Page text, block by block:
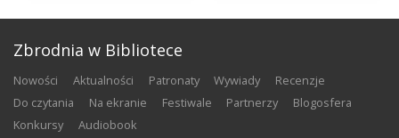
Zbrodnia w Bibliotece
nowości aktualności patronaty wywiady
recenzje
do czytania
na ekranie festiwale partnerzy
blogosfera
konkursy
audiobook